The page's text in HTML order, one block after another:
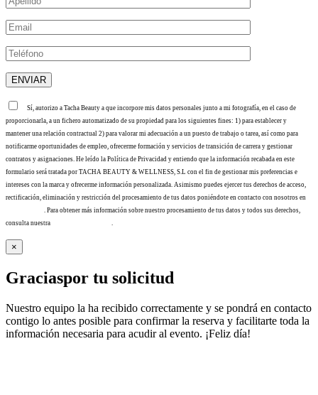
Sí, autorizo a Tacha Beauty a que incorpore mis datos personales junto a mi fotografía, en el caso de
proporcionarla, a un fichero automatizado de su propiedad para los siguientes fines: 1) para establecer y
mantener una relación contractual 2) para valorar mi adecuación a un puesto de trabajo o tarea, así como para
notificarme oportunidades de empleo, ofrecerme formación y servicios de transición de carrera y gestionar
contratos y asignaciones. He leído la Política de Privacidad y entiendo que la información recabada en este
formulario será tratada por TACHA BEAUTY & WELLNESS, S.L con el fin de gestionar mis preferencias e
intereses con la marca y ofrecerme información personalizada. Asimismo puedes ejercer tus derechos de acceso,
rectificación, eliminación y restricción del procesamiento de tus datos poniéndote en contacto con nosotros en
. Para obtener más información sobre nuestro procesamiento de tus datos y todos sus derechos,
consulta nuestra
.
×
Graciaspor tu solicitud
Nuestro equipo la ha recibido correctamente y se pondrá en contacto
contigo lo antes posible para confirmar la reserva y facilitarte toda la
información necesaria para acudir al evento. ¡Feliz día!